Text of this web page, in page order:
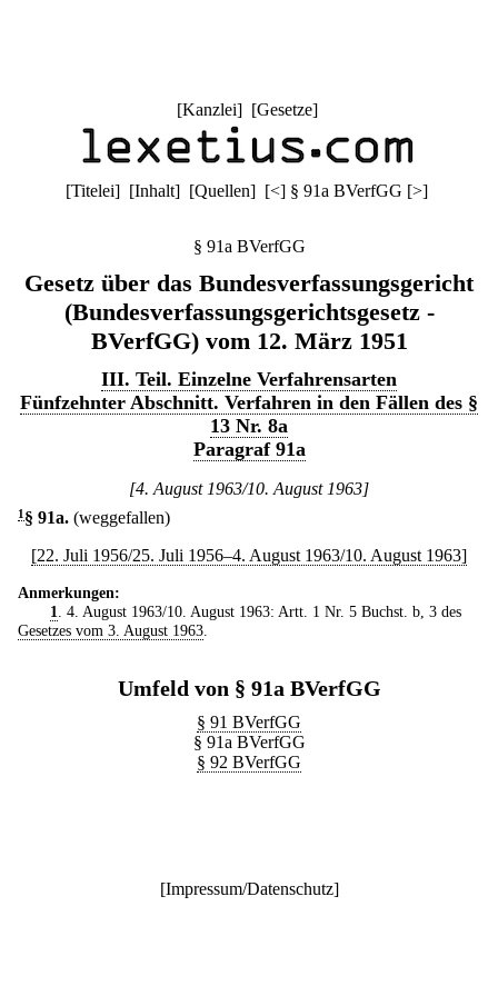
[Kanzlei] [Gesetze]
[Titelei] [Inhalt] [Quellen] [<] § 91a BVerfGG [>]
§ 91a BVerfGG
Gesetz über das Bundesverfassungsgericht
(Bundesverfassungsgerichtsgesetz -
BVerfGG) vom 12. März 1951
III. Teil. Einzelne Verfahrensarten
Fünfzehnter Abschnitt. Verfahren in den Fällen des §
13 Nr. 8a
Paragraf 91a
[4. August 1963/10. August 1963]
1 § 91a. (weggefallen)
[22. Juli 1956/25. Juli 1956–4. August 1963/10. August 1963]
Anmerkungen:
1
. 4. August 1963/10. August 1963: Artt. 1 Nr. 5 Buchst. b, 3 des
Gesetzes vom 3. August 1963
Umfeld von § 91a BVerfGG
§ 91 BVerfGG
§ 91a BVerfGG
§ 92 BVerfGG
[Impressum/Datenschutz]